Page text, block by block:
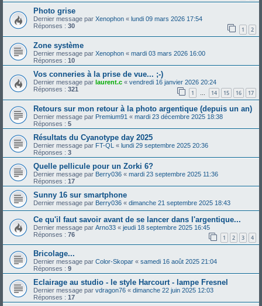
Photo grise
Dernier message par Xenophon « lundi 09 mars 2026 17:54
Réponses : 30 1 2
Zone système
Dernier message par Xenophon « mardi 03 mars 2026 16:00
Réponses : 10
Vos conneries à la prise de vue... ;-)
Dernier message par laurent.c « vendredi 16 janvier 2026 20:24
Réponses : 321 1 … 14 15 16 17
Retours sur mon retour à la photo argentique (depuis un an)
Dernier message par Premium91 « mardi 23 décembre 2025 18:38
Réponses : 5
Résultats du Cyanotype day 2025
Dernier message par FT-QL « lundi 29 septembre 2025 20:36
Réponses : 3
Quelle pellicule pour un Zorki 6?
Dernier message par Berry036 « mardi 23 septembre 2025 11:36
Réponses : 17
Sunny 16 sur smartphone
Dernier message par Berry036 « dimanche 21 septembre 2025 18:43
Ce qu'il faut savoir avant de se lancer dans l'argentique...
Dernier message par Arno33 « jeudi 18 septembre 2025 16:45
Réponses : 76 1 2 3 4
Bricolage...
Dernier message par Color-Skopar « samedi 16 août 2025 21:04
Réponses : 9
Eclairage au studio - le style Harcourt - lampe Fresnel
Dernier message par vdragon76 « dimanche 22 juin 2025 12:03
Réponses : 17